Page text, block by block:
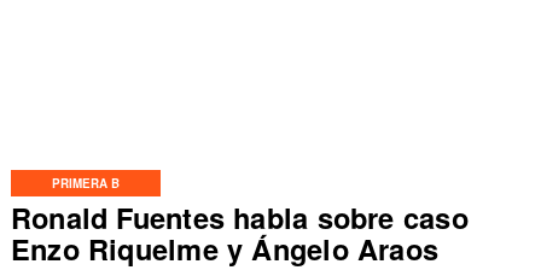
PRIMERA B
Ronald Fuentes habla sobre caso
Enzo Riquelme y Ángelo Araos